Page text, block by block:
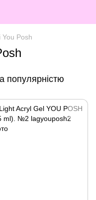
You Posh
популярністю